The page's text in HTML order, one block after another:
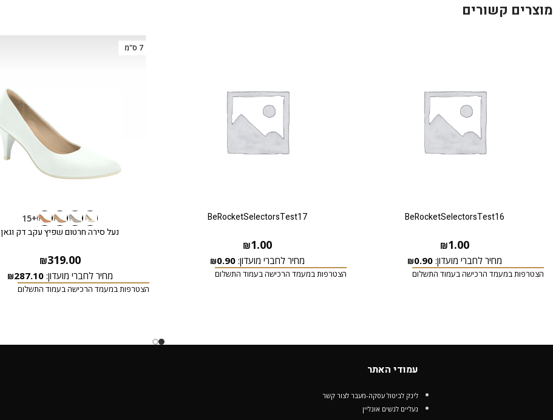
מוצרים קשורים
BeRocketSelectorsTest16
₪1.00
מחיר לחברי מועדון: ₪0.90
הצטרפות במעמד הרכישה בעמוד התשלום
BeRocketSelectorsTest17
₪1.00
מחיר לחברי מועדון: ₪0.90
הצטרפות במעמד הרכישה בעמוד התשלום
7 ס"מ
+15
נעל סירה חרטום שפיץ עקב דק וגאן
₪319.00
מחיר לחברי מועדון: ₪287.10
הצטרפות במעמד הרכישה בעמוד התשלום
עמודי האתר
לינק לביטול עסקה-מעבר לצור קשר
נעליים לנשים אונליין